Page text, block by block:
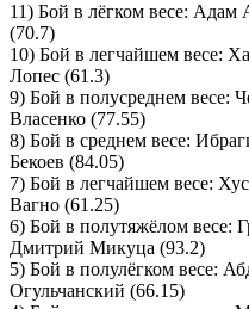
11) Бой в лёгком весе: Адам
(70.7)
10) Бой в легчайшем весе:
Лопеc (61.3)
9) Бой в полусреднем весе:
Власенко (77.55)
8) Бой в среднем весе:
Бекоев (84.05)
7) Бой в легчайшем весе:
Вагно (61.25)
6) Бой в полутяжёлом весе:
Дмитрий Микуца (93.2)
5) Бой в полулёгком весе:
Огульчанский (66.15)